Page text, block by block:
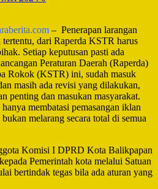
– Penerapan larangan
dari Raperda KSTR harus
Setiap keputusan pasti ada
Peraturan Daerah (Raperda)
Rokok (KSTR) ini, sudah masuk
masih ada revisi yang dilakukan,
penting dan masukan masyarakat.
membatasi pemasangan iklan
melarang secara total di semua
Komisi I DPRD Kota Balikpapan
Pemerintah kota melalui Satuan
bertindak tegas bila ada aturan yang